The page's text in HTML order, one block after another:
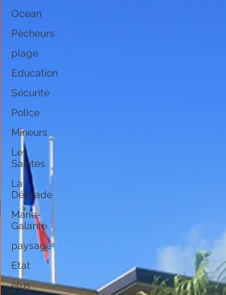
Ocean
Pêcheurs
plage
Education
Sécurité
Police
Mineurs
Les
Saintes
La
Désirade
Marie-
Galante
paysage
Etat
elus